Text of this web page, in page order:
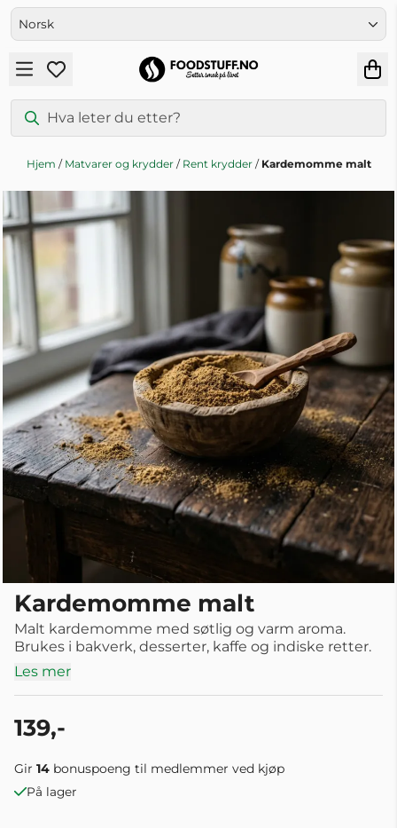
Hopp til innhold
Hjem / Matvarer og krydder / Rent krydder / Kardemomme malt
Kardemomme malt
Malt kardemomme med søtlig og varm aroma.
Brukes i bakverk, desserter, kaffe og indiske retter.
Les mer
139,-
Gir 14 bonuspoeng til medlemmer ved kjøp
På lager